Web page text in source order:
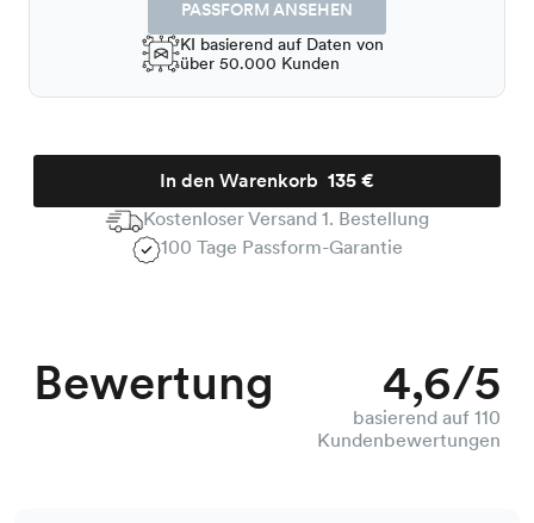
PASSFORM ANSEHEN
KI basierend auf Daten von
über 50.000 Kunden
In den Warenkorb
Kostenloser Versand 1. Bestellung
100 Tage Passform-Garantie
Bewertung 4,6/5
basierend auf 110
Kundenbewertungen